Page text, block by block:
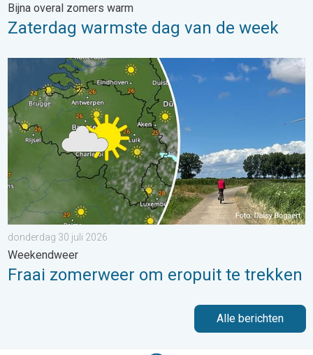
Bijna overal zomers warm
Zaterdag warmste dag van de week
Fraai zomerweer om eropuit te trekken. Weekendweer. . .
donderdag 30 juli 2026
Weekendweer
Fraai zomerweer om eropuit te trekken
Alle berichten